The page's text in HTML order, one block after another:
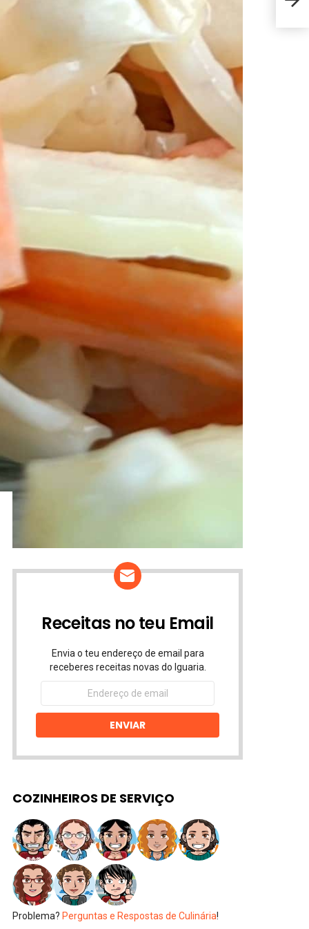
Receitas no teu Email
Envia o teu endereço de email para
receberes receitas novas do Iguaria.
Endereço
email
ENVIAR
COZINHEIROS DE SERVIÇO
Problema? Perguntas e Respostas de Culinária!